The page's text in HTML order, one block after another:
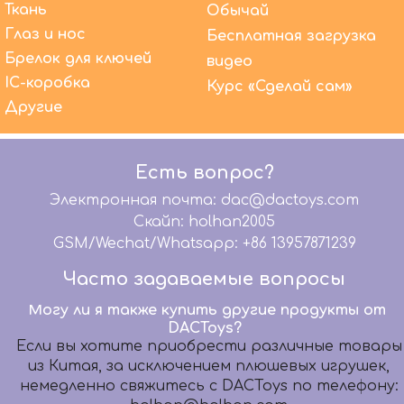
Ткань
Глаз и нос
Брелок для ключей
IC-коробка
Другие
Обычай
Бесплатная загрузка
видео
Курс «Сделай сам»
Есть вопрос?
Электронная почта: dac@dactoys.com
Скайп: holhan2005
GSM/Wechat/Whatsapp: +86 13957871239
Часто задаваемые вопросы
Помимо OEM-производства, что DACToys может
сделать еще?
Мы предлагаем высококачественные услуги
OEM-производства уже более 20 лет. В то же
обслуживание: графический дизайн, 3D-
моделирование, дизайн упаковки, бумажный
шаблон, разработку образцов, дизайн
микросхем, помогаем вашей команде
дизайнеров передать ваши волшебные идеи
Идеальные продукты.
Могу ли я также купить другие продукты от
DACToys?
Если вы хотите приобрести различные товары
из Китая, за исключением плюшевых игрушек,
немедленно свяжитесь с DACToys по телефону:
holhan@holhan.com